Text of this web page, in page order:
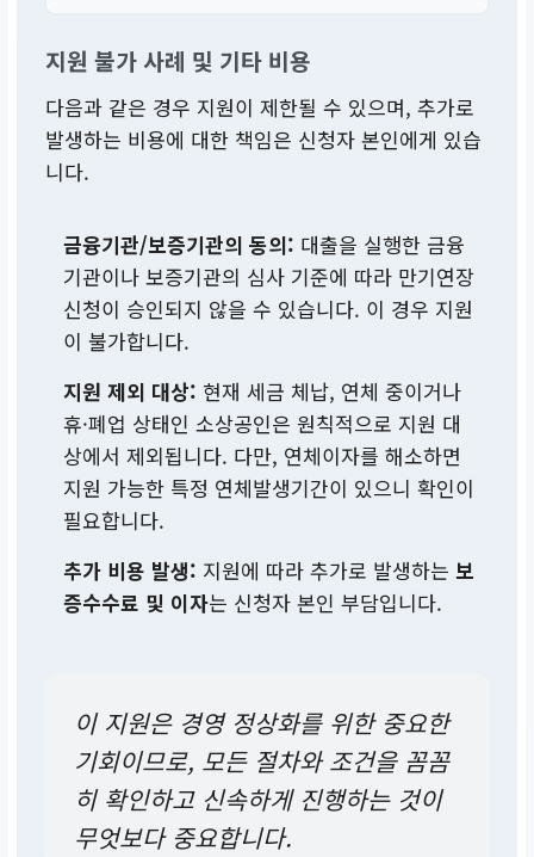
지원 불가 사례 및 기타 비용
다음과 같은 경우 지원이 제한될 수 있으며, 추가로
발생하는 비용에 대한 책임은 신청자 본인에게 있습
니다.
금융기관/보증기관의 동의: 대출을 실행한 금융
기관이나 보증기관의 심사 기준에 따라 만기연장
신청이 승인되지 않을 수 있습니다. 이 경우 지원
이 불가합니다.
지원 제외 대상: 현재 세금 체납, 연체 중이거나
휴·폐업 상태인 소상공인은 원칙적으로 지원 대
상에서 제외됩니다. 다만, 연체이자를 해소하면
지원 가능한 특정 연체발생기간이 있으니 확인이
필요합니다.
추가 비용 발생: 지원에 따라 추가로 발생하는보
증수수료 및 이자는 신청자 본인 부담입니다.
이 지원은 경영 정상화를 위한 중요한
기회이므로, 모든 절차와 조건을 꼼꼼
히 확인하고 신속하게 진행하는 것이
무엇보다 중요합니다.